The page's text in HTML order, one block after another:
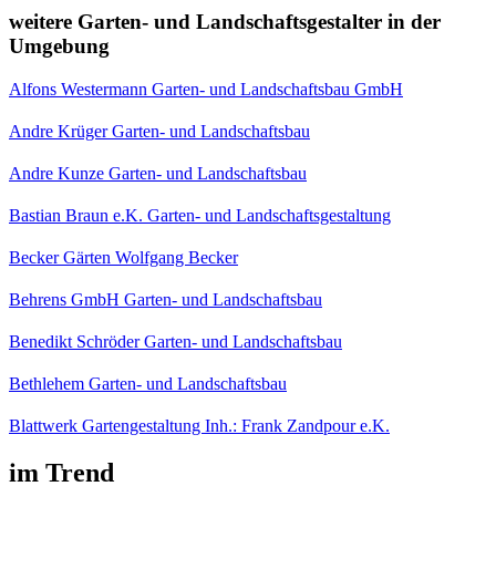
weitere Garten- und Landschaftsgestalter in der
Umgebung
Alfons Westermann Garten- und Landschaftsbau GmbH
Andre Krüger Garten- und Landschaftsbau
Andre Kunze Garten- und Landschaftsbau
Bastian Braun e.K. Garten- und Landschaftsgestaltung
Becker Gärten Wolfgang Becker
Behrens GmbH Garten- und Landschaftsbau
Benedikt Schröder Garten- und Landschaftsbau
Bethlehem Garten- und Landschaftsbau
Blattwerk Gartengestaltung Inh.: Frank Zandpour e.K.
im Trend